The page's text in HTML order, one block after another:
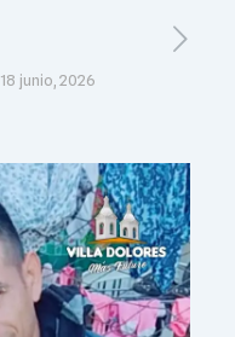
18 junio, 2026